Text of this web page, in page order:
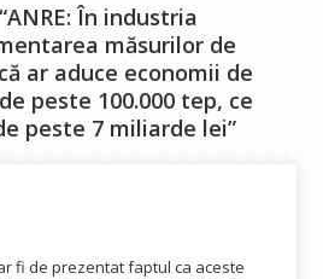
În industria
măsurilor de
ar aduce economii de
peste 100.000 tep, ce
peste 7 miliarde lei”
fi de prezentat faptul ca aceste